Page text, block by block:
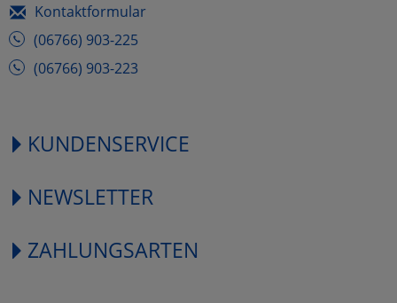
Kontaktformular
(06766) 903-225
(06766) 903-223
KUNDENSERVICE
NEWSLETTER
ZAHLUNGSARTEN